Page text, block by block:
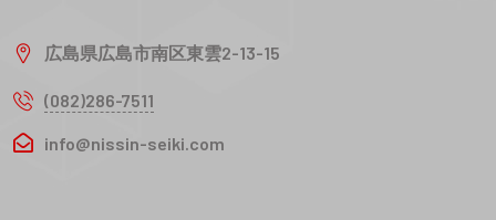
広島県広島市南区東雲2-13-15
(082)286-7511
info@nissin-seiki.com